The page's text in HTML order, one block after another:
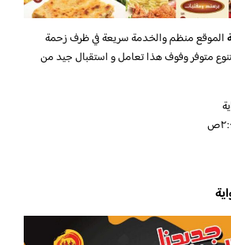
الموقع منظم والخدمة سريعة في ظرف زحمة
متوفر وفوف هذا تعامل و استقبال جيد من